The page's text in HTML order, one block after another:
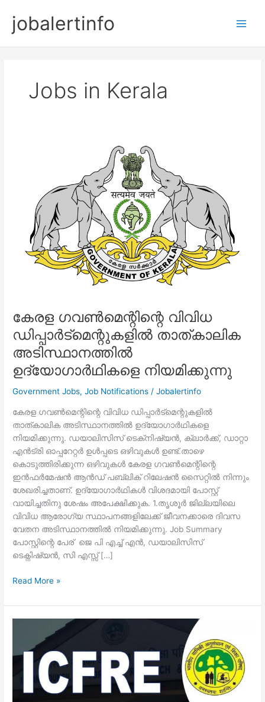
contentjobalertinfo
Jobs in Kerala
കേരള ഗവൺമെന്റിന്റെ വിവിധ
ഡിപ്പാർട്‌മെന്റുകളിൽ താത്കാലിക
അടിസ്ഥാനത്തിൽ
ഉദ്യോഗാർഥികളെ നിയമിക്കുന്നു
Government Jobs,Job Notifications /Jobalertinfo
കേരള ഗവൺമെന്റിന്റെ വിവിധ ഡിപ്പാർട്‌മെന്റുകളിൽ
താത്കാലിക അടിസ്ഥാനത്തിൽ ഉദ്യോഗാർഥികളെ
നിയമിക്കുന്നു. ഡയാലിസിസ് ടെക്‌നിഷ്യൻ, ക്ലാർക്ക്, ഡാറ്റാ
എൻട്രി ഓപ്പറേറ്റർ ഉൾപ്പടെ ഒഴിവുകൾ ഉണ്ട്.താഴെ
കൊടുത്തിരിക്കുന്ന ഒഴിവുകൾ കേരള ഗവൺമെന്റിന്റെ
ഇൻഫർമേഷൻ ആൻഡ് പബ്ലിക് റിലേഷൻ സൈറ്റിൽ നിന്നും
ശേഖരിച്ചതാണ്. ഉദ്യോഗാർഥികൾ വിശദമായി പോസ്റ്റ്‌
വായിച്ചതിനു ശേഷം അപേക്ഷിക്കുക. 1.തൃശൂർ ജില്ലയിലെ
വിവിധ ആരോഗ്യ സ്ഥാപനങ്ങളിലേക്ക് ജീവനക്കാരെ ദിവസ
വേതന അടിസ്ഥാനത്തിൽ നിയമിക്കുന്നു. Job Summary
പോസ്റ്റിന്റെ പേര് ജെ പി എച്ച് എൻ, ഡയാലിസിസ്
ടെക്നിഷ്യൻ, സി എസ്സ് […]
കേരള
വിവിധ
ഡിപ്പാർട്‌മെന്റുകളിൽ
താത്കാലിക
അടിസ്ഥാനത്തിൽ
ഉദ്യോഗാർഥികളെ
നിയമിക്കുന്നു
Read More »